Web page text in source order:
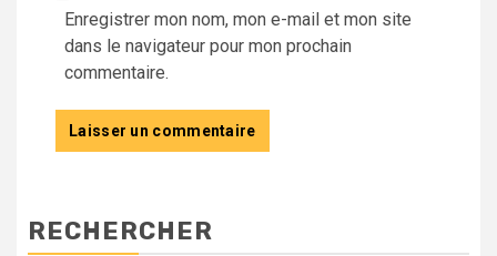
Enregistrer mon nom, mon e-mail et mon site
dans le navigateur pour mon prochain
commentaire.
RECHERCHER